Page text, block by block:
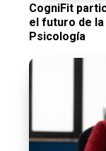
CogniFit
el futuro de la
Psicología